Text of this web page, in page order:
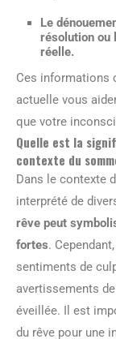
Le
résolution ou
réelle.
Ces informations
actuelle vous
que votre
Quelle est la
contexte du
Dans le contexte
interprété de
rêve peut
fortes.
sentiments de
avertissements
éveillée. Il est
du rêve pour une